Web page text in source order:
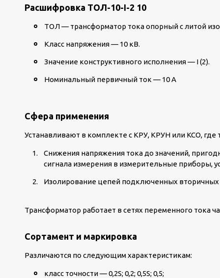
Расшифровка ТОЛ-10-I-2 10
ТОЛ — трансформатор тока опорный с литой
Класс напряжения — 10 кВ.
Значение конструктивного исполнения — I (2).
Номинальный первичный ток — 10 А
Сфера применения
Устанавливают в комплекте с КРУ, КРУН или КСО,
Снижения напряжения тока до значений,
сигнала измерения в измерительные приборы,
Изолирование цепей подключенных вторичных
Трансформатор работает в сетях переменного тока
Сортамент и маркировка
Различаются по следующим характеристикам:
класс точности — 0,2S; 0,2; 0,5S; 0,5;